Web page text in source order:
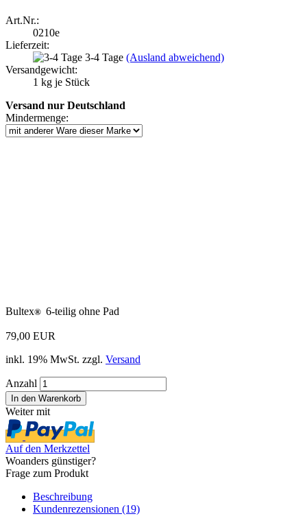
Art.Nr.:
0210e
Lieferzeit:
3-4 Tage (Ausland abweichend)
Versandgewicht:
1 kg je Stück
Versand nur Deutschland
Mindermenge:
Bultex® 6-teilig ohne Pad
79,00 EUR
inkl. 19% MwSt. zzgl. Versand
Anzahl
Weiter mit
Auf den Merkzettel
Woanders günstiger?
Frage zum Produkt
Beschreibung
Kundenrezensionen (19)